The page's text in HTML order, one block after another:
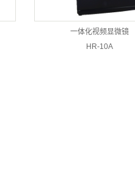
一体化视频显微镜
HR-10A